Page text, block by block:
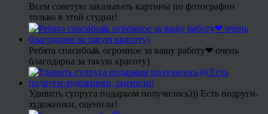
Всем советую заказывать картины по фотографии
только в этой студии!
Ребята спасибо🙏 огромное за вашу работу❤ очень
благодарна за такую красоту)
Удивить супруга подарком получилось))) Есть подруги-
художники, оценили!